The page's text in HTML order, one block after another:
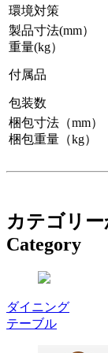
環境対策
製品寸法(mm）
重量(kg）
付属品
包装数
梱包寸法（mm）
梱包重量（kg）
カテゴリ
Category
ダイニング
テーブル